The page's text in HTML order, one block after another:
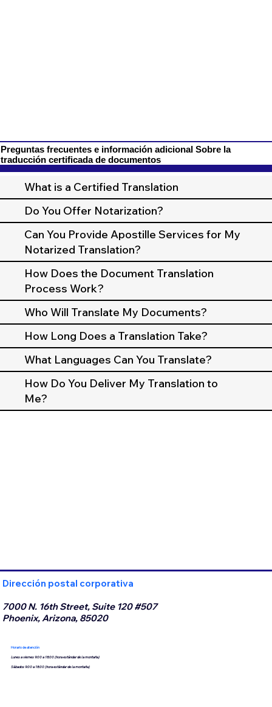
Preguntas frecuentes e información adicional Sobre la
traducción certificada de documentos
What is a Certified Translation
Do You Offer Notarization?
Can You Provide Apostille Services for My
Notarized Translation?
How Does the Document Translation
Process Work?
Who Will Translate My Documents?
How Long Does a Translation Take?
What Languages Can You Translate?
How Do You Deliver My Translation to
Me?
Dirección postal corporativa
7000 N. 16th Street, Suite 120 #507
Phoenix, Arizona, 85020
Horario de atención
Lunes a viernes 9:00 a 18:00 (hora estándar de la montaña)
Sábados 9:00 a 18:00 (hora estándar de la montaña)